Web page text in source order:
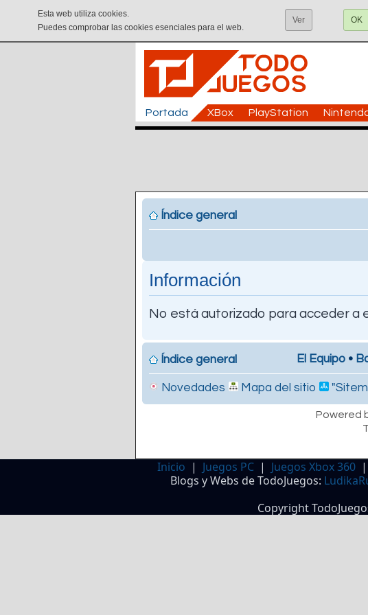
Esta web utiliza cookies.
Puedes comprobar las cookies esenciales para el web.
Ver OK
Portada XBox PlayStation
Índice general
Información
No está autorizado para acceder a
Índice general El Equipo •
Novedades Mapa del sitio
Powered
Inicio | Juegos PC | Juegos Xbox 360 |
Blogs y Webs de TodoJuegos:
Copyright